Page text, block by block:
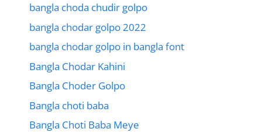
bangla choda chudir golpo
bangla chodar golpo 2022
bangla chodar golpo in bangla font
Bangla Chodar Kahini
Bangla Choder Golpo
Bangla choti baba
Bangla Choti Baba Meye